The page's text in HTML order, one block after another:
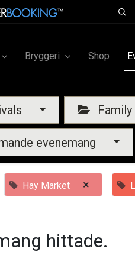
Bryggeri Shop
evenemang
Hay Market ×
hittade.